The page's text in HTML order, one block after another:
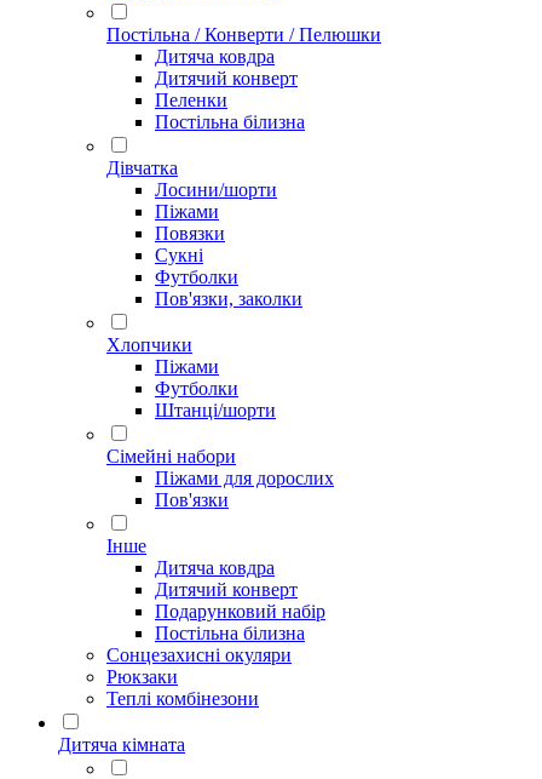
Постільна / Конверти / Пелюшки
Дитяча ковдра
Дитячий конверт
Пеленки
Постільна білизна
Дівчатка
Лосини/шорти
Піжами
Повязки
Сукні
Футболки
Пов'язки, заколки
Хлопчики
Піжами
Футболки
Штанці/шорти
Сімейні набори
Піжами для дорослих
Пов'язки
Інше
Дитяча ковдра
Дитячий конверт
Подарунковий набір
Постільна білизна
Сонцезахисні окуляри
Рюкзаки
Теплі комбінезони
Дитяча кімната